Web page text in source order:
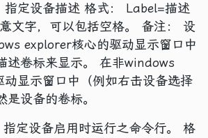
定设备描述 格式： Label=描述
文字，可以包括空格。 备注： 设
explorer核心的驱动显示窗口中
述卷标来显示。 在非windows
显示窗口中（例如右击设备选择
设备的卷标。
定设备启用时运行之命令行。 格